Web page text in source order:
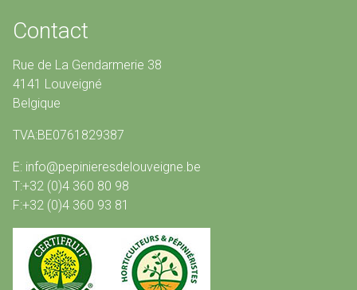
Contact
Rue de La Gendarmerie 38
4141 Louveigné
Belgique
TVA:BE0761829387
E: info@pepinieresdelouveigne.be
T:+32 (0)4 360 80 98
F:+32 (0)4 360 93 81